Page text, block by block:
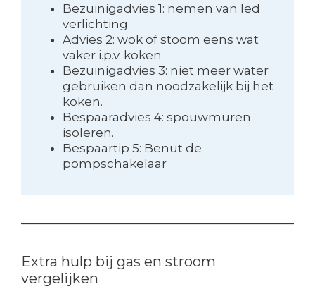
Bezuinigadvies 1: nemen van led
verlichting
Advies 2: wok of stoom eens wat
vaker i.p.v. koken
Bezuinigadvies 3: niet meer water
gebruiken dan noodzakelijk bij het
koken.
Bespaaradvies 4: spouwmuren
isoleren.
Bespaartip 5: Benut de
pompschakelaar
Extra hulp bij gas en stroom
vergelijken